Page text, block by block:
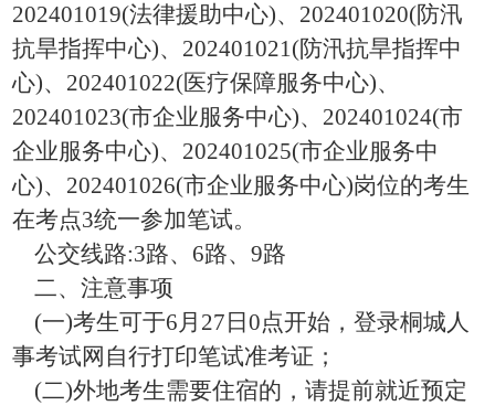
202401019(法律援助中心)、 202401020(防汛
抗旱指挥中心)、 202401021(防汛抗旱指挥中
心)、 202401022(医疗保障服务中心)、
202401023(市企业服务中心)、 202401024(市
企业服务中心)、 202401025(市企业服务中
心)、 202401026(市企业服务中心)岗位的考生
在考点3统一参加笔试。
公交线路:3路、 6路、9路
二、注意事项
(一)考生可于6月 27 日0点开始，登录桐城人
事考试网自行打印笔试准考证；
(二)外地考生需要住宿的，请提前就近预定